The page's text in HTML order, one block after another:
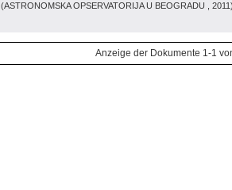
(ASTRONOMSKA OPSERVATORIJA U BEOGRADU , 2011
Anzeige der Dokumente 1-1